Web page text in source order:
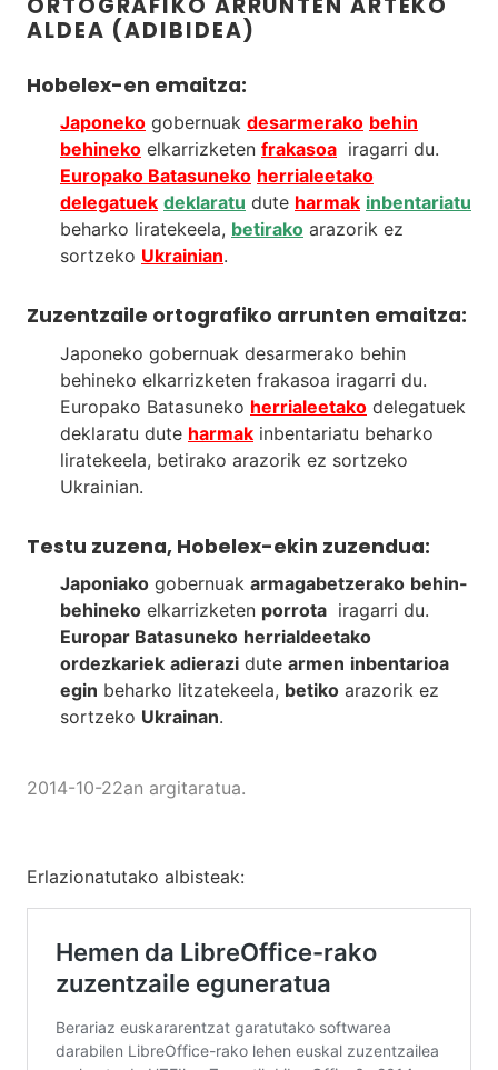
ORTOGRAFIKO ARRUNTEN ARTEKO
ALDEA (ADIBIDEA)
Hobelex-en emaitza:
Japoneko gobernuak desarmerako behin
behineko elkarrizketen frakasoa iragarri du.
Europako Batasuneko herrialeetako
delegatuek deklaratu dute harmak inbentariatu
beharko liratekeela, betirako arazorik ez
sortzeko Ukrainian.
Zuzentzaile ortografiko arrunten emaitza:
Japoneko gobernuak desarmerako behin
behineko elkarrizketen frakasoa iragarri du.
Europako Batasuneko herrialeetako delegatuek
deklaratu dute harmak inbentariatu beharko
liratekeela, betirako arazorik ez sortzeko
Ukrainian.
Testu zuzena, Hobelex-ekin zuzendua:
Japoniako gobernuak armagabetzerako behin-
behineko elkarrizketen porrota iragarri du.
Europar Batasuneko herrialdeetako
ordezkariek adierazi dute armen inbentarioa
egin beharko litzatekeela, betiko arazorik ez
sortzeko Ukrainan.
2014-10-22an argitaratua.
Erlazionatutako albisteak: